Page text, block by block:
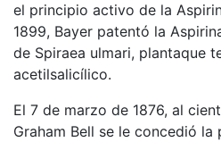
el principio activo de la
1899, Bayer patentó la
de Spiraea ulmari, plantaque
acetilsalicílico.
El 7 de marzo de 1876, al
Graham Bell se le concedió